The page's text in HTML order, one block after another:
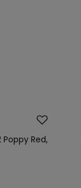
Poppy Red,